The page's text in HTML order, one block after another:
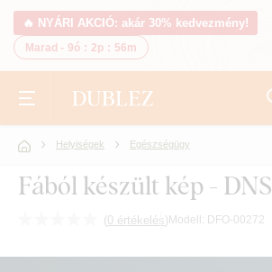
🔥 NYÁRI AKCIÓ: akár 30% kedvezmény!
Marad - 9ó : 2p : 56m
Helyiségek Egészségügy
Fából készült kép - DNS
(0 értékelés) Modell: DFO-00272